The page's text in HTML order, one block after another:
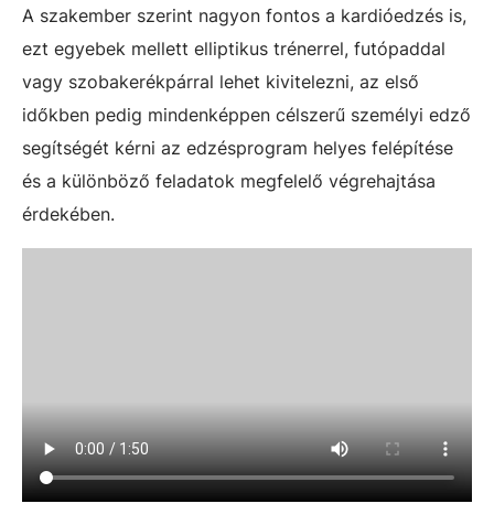
A szakember szerint nagyon fontos a kardióedzés is,
ezt egyebek mellett elliptikus trénerrel, futópaddal
vagy szobakerékpárral lehet kivitelezni, az első
időkben pedig mindenképpen célszerű személyi edző
segítségét kérni az edzésprogram helyes felépítése
és a különböző feladatok megfelelő végrehajtása
érdekében.